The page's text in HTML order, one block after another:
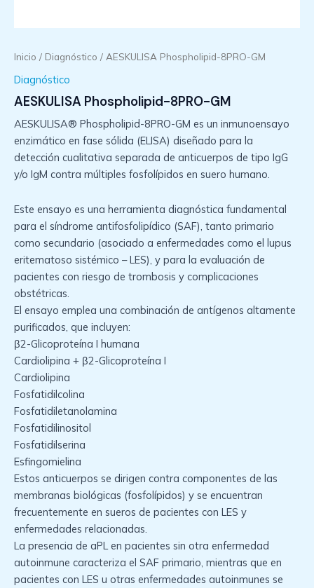
Inicio / Diagnóstico / AESKULISA Phospholipid-8PRO-GM
Diagnóstico
AESKULISA Phospholipid-8PRO-GM
AESKULISA® Phospholipid-8PRO-GM es un inmunoensayo
enzimático en fase sólida (ELISA) diseñado para la
detección cualitativa separada de anticuerpos de tipo IgG
y/o IgM contra múltiples fosfolípidos en suero humano.
Este ensayo es una herramienta diagnóstica fundamental
para el síndrome antifosfolipídico (SAF), tanto primario
como secundario (asociado a enfermedades como el lupus
eritematoso sistémico – LES), y para la evaluación de
pacientes con riesgo de trombosis y complicaciones
obstétricas.
El ensayo emplea una combinación de antígenos altamente
purificados, que incluyen:
β2-Glicoproteína I humana
Cardiolipina + β2-Glicoproteína I
Cardiolipina
Fosfatidilcolina
Fosfatidiletanolamina
Fosfatidilinositol
Fosfatidilserina
Esfingomielina
Estos anticuerpos se dirigen contra componentes de las
membranas biológicas (fosfolípidos) y se encuentran
frecuentemente en sueros de pacientes con LES y
enfermedades relacionadas.
La presencia de aPL en pacientes sin otra enfermedad
autoinmune caracteriza el SAF primario, mientras que en
pacientes con LES u otras enfermedades autoinmunes se